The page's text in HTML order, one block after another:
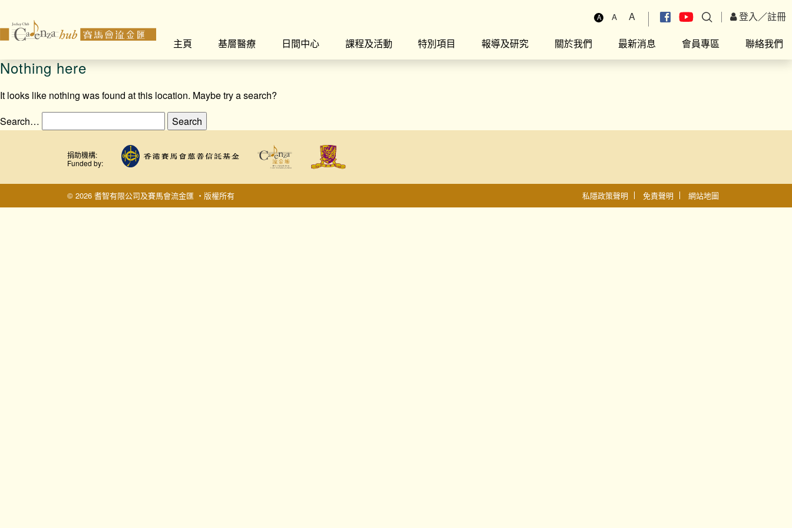
A A A 登入／註冊
主頁
基層醫療 日間中心 課程及活動 特別項目 報導及研究 關於我們 最新消息 會員專區 聯絡我們
Nothing here
It looks like nothing was found at this location. Maybe try a search?
Search…
捐助機構:
Funded by:
© 2026 耆智有限公司及賽馬會流金匯 ‧版權所有 私隱政策聲明 免責聲明 網站地圖